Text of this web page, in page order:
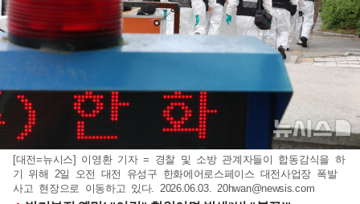
[대전=뉴시스] 이영환 기자 = 경찰 및 소방 관계자들이 합동감식을 하
기 위해 2일 오전 대전 유성구 한화에어로스페이스 대전사업장 폭발
사고 현장으로 이동하고 있다. 2026.06.03.20hwan@newsis.com